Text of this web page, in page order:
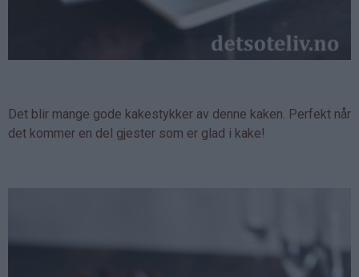
Det blir mange gode kakestykker av denne kaken. Perfekt når
det kommer en del gjester som er glad i kake!